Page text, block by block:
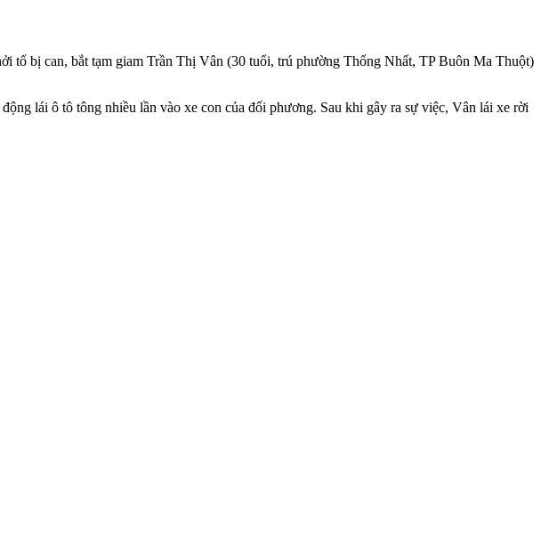
tố bị can, bắt tạm giam Trần Thị Vân (30 tuổi, trú phường Thống Nhất, TP Buôn Ma Thuột)
lái ô tô tông nhiều lần vào xe con của đối phương. Sau khi gây ra sự việc, Vân lái xe rời